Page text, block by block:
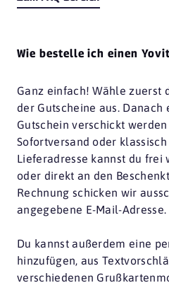
Wie bestelle ich einen
Ganz einfach! Wähle zuerst
der Gutscheine aus.
Gutschein verschickt
Sofortversand oder klassisch
Lieferadresse kannst du frei
oder direkt an den
Rechnung schicken wir
angegebene E-Mail-Adresse.
Du kannst außerdem eine
hinzufügen, aus
verschiedenen